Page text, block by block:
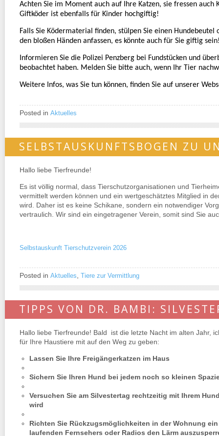
Achten Sie im Moment auch auf Ihre Katzen, sie fressen auch
Giftköder ist ebenfalls für Kinder hochgiftig!
Falls Sie Ködermaterial finden, stülpen Sie einen
den bloßen Händen anfassen, es könnte auch für Sie giftig
Informieren Sie die Polizei Penzberg bei Fundstücken und
beobachtet haben. Melden Sie bitte auch, wenn Ihr Tier
Weitere Infos, was Sie tun können, finden Sie auf unserer
Posted in Aktuelles
SELBSTAUSKUNFTSBOGEN ZU
Hallo liebe Tierfreunde!
Es ist völlig normal, dass Tierschutzorganisationen und
vermittelt werden können und ein wertgeschätztes Mitglied in
wird. Daher ist es keine Schikane, sondern ein notwendiger
vertraulich. Wir sind ein eingetragener Verein, somit sind Sie
Selbstauskunft Tierschutzverein 2026
Posted in Aktuelles Tiere zur Vermittlung
TIPPS VON DR. BAMBI:
Hallo liebe Tierfreunde! Bald ist die letzte Nacht im alten Jahr,
für Ihre Haustiere mit auf den Weg zu geben:
Lassen Sie Ihre Freigängerkatzen im Haus
Sichern Sie Ihren Hund bei jedem noch so kleinen
Versuchen Sie am Silvestertag rechtzeitig mit Ihrem
wird
Richten Sie Rückzugsmöglichkeiten in der Wohnung
laufenden Fernsehers oder Radios den Lärm